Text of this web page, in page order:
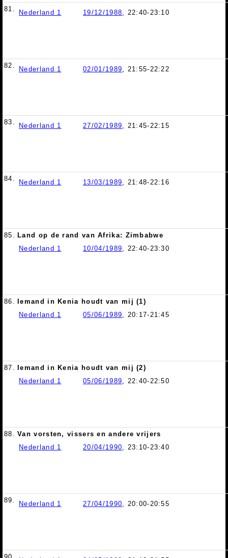
81. Nederland 1 19/12/1988, 22:40-23:10
82. Nederland 1 02/01/1989, 21:55-22:22
83. Nederland 1 27/02/1989, 21:45-22:15
84. Nederland 1 13/03/1989, 21:48-22:16
85. Land op de rand van Afrika: Zimbabwe
Nederland 1
10/04/1989, 22:40-23:30
86.
Iemand in Kenia houdt van mij (1)
Nederland 1
05/06/1989, 20:17-21:45
87.
Iemand in Kenia houdt van mij (2)
Nederland 1
05/06/1989, 22:40-22:50
88. Van vorsten, vissers en andere vrijers
Nederland 1
20/04/1990, 23:10-23:40
89. Nederland 1 27/04/1990, 20:00-20:55